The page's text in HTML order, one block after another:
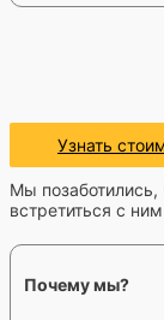
Узнать
Мы
встретиться с
Почему мы?